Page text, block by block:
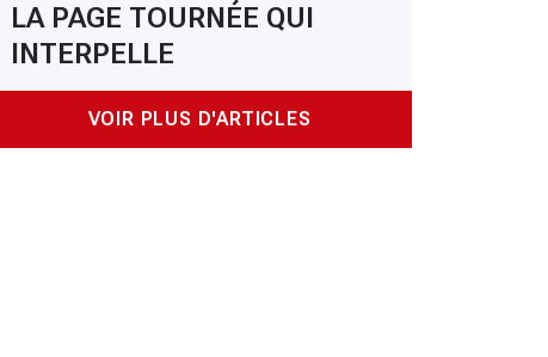
LA PAGE TOURNÉE QUI
INTERPELLE
VOIR PLUS D'ARTICLES